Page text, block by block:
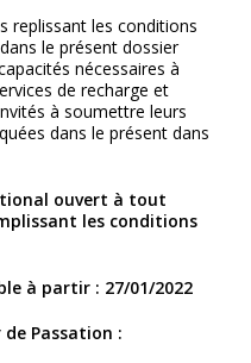
replissant les conditions
le présent dossier
nécessaires à
de recharge et
à soumettre leurs
dans le présent dans
ouvert à tout
les conditions
à partir : 27/01/2022
de Passation :